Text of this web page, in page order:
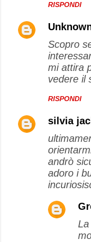
RISPONDI
Scopro
mi attira
vedere il
RISPONDI
silvia
andrò
adoro i